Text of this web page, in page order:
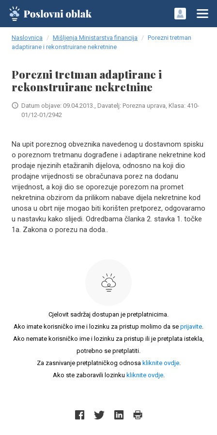
Naslovnica Mišljenja Ministarstva financija
Porezni tretman
adaptirane i rekonstruirane nekretnine
Porezni tretman adaptirane i
rekonstruirane nekretnine
Datum objave: 09.04.2013., Davatelj: Porezna uprava, Klasa: 410-
01/12-01/2942
​Na upit poreznog obveznika navedenog u dostavnom spisku
o poreznom tretmanu dograđene i adaptirane nekretnine kod
prodaje njezinih etažiranih dijelova, odnosno na koji dio
prodajne vrijednosti se obračunava porez na dodanu
vrijednost, a koji dio se oporezuje porezom na promet
nekretnina obzirom da prilikom nabave dijela nekretnine kod
unosa u obrt nije mogao biti korišten pretporez, odgovaramo
u nastavku kako slijedi. Odredbama članka 2. stavka 1. točke
1a. Zakona o porezu na doda..
Cjelovit sadržaj dostupan je pretplatnicima.
Ako imate korisničko ime i lozinku za pristup molimo da se prijavite.
Ako nemate korisničko ime i lozinku za pristup ili je pretplata istekla,
potrebno se pretplatiti.
Za zasnivanje pretplatničkog odnosa kliknite ovdje.
Ako ste zaboravili lozinku kliknite ovdje.